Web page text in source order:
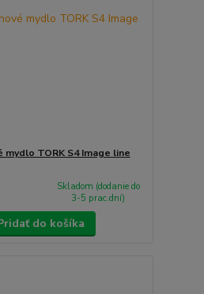
mydlo TORK S4 Image line
Skladom (dodanie do
3-5 prac.dní)
do košíka